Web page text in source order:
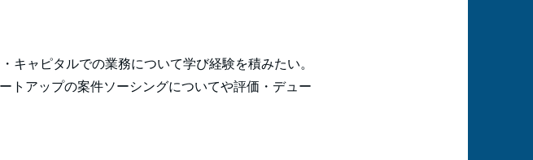
キャピタルでの業務について学び経験を積みたい。
トアップの案件ソーシングについてや評価・デュー